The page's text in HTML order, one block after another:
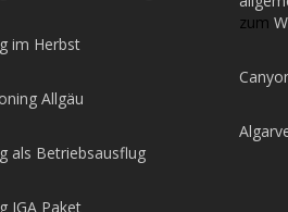
im Herbst
Allgäu
als Betriebsausflug
JGA Paket
zum